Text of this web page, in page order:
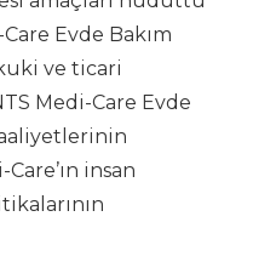
Evde Bakım
ve ticari
Medi-Care Evde
insan